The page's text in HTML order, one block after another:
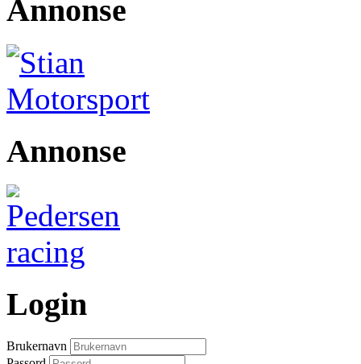
Annonse
Annonse
Login
Brukernavn